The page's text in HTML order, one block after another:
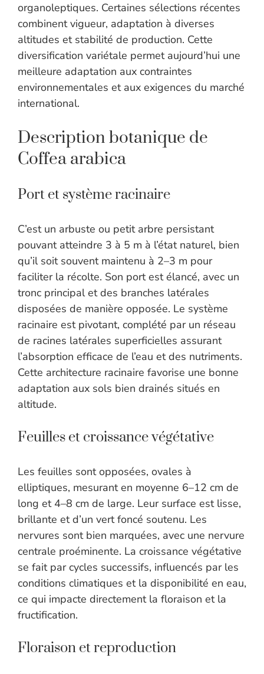
organoleptiques. Certaines sélections récentes
combinent vigueur, adaptation à diverses
altitudes et stabilité de production. Cette
diversification variétale permet aujourd’hui une
meilleure adaptation aux contraintes
environnementales et aux exigences du marché
international.
Description botanique de
Coffea arabica
Port et système racinaire
C’est un arbuste ou petit arbre persistant
pouvant atteindre 3 à 5 m à l’état naturel, bien
qu’il soit souvent maintenu à 2–3 m pour
faciliter la récolte. Son port est élancé, avec un
tronc principal et des branches latérales
disposées de manière opposée. Le système
racinaire est pivotant, complété par un réseau
de racines latérales superficielles assurant
l’absorption efficace de l’eau et des nutriments.
Cette architecture racinaire favorise une bonne
adaptation aux sols bien drainés situés en
altitude.
Feuilles et croissance végétative
Les feuilles sont opposées, ovales à
elliptiques, mesurant en moyenne 6–12 cm de
long et 4–8 cm de large. Leur surface est lisse,
brillante et d’un vert foncé soutenu. Les
nervures sont bien marquées, avec une nervure
centrale proéminente. La croissance végétative
se fait par cycles successifs, influencés par les
conditions climatiques et la disponibilité en eau,
ce qui impacte directement la floraison et la
fructification.
Floraison et reproduction